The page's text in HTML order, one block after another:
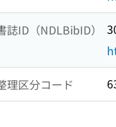
誌ID（NDLBibID）
理区分コード